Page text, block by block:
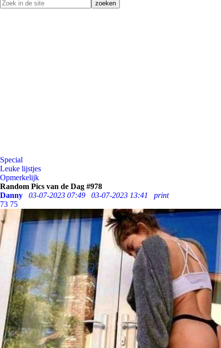
Special
Leuke lijstjes
Opmerkelijk
Random Pics van de Dag #978
Danny
03-07-2023 07:49 03-07-2023 13:41
print
73 75